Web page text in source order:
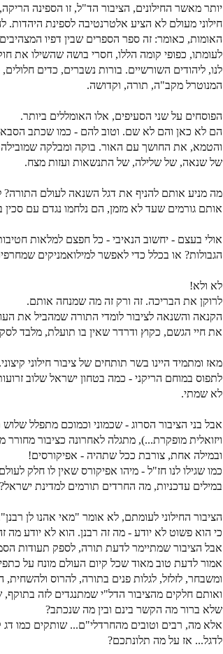
יותר מאשר החילונים, הציבור הד"ל, זו הספינה
חילוני מעולם לא הציע אלטרנטיבה לספינת
האומות, כאומר: זה ספר הספרים שבין דפיו
לעומתו, כפופי קומה הללו, חסרי בושה שהשילו את
לנו, ליהודים השורשיים. בורות נשברים, כדים
המנוטרל מקב"ה, תורה, וקדושה.
הפוסחים על שני הסעיפים, אלו האומללים ביותר.
הם לא כאן והם לא שם. וטוב להם - כמו שכתב
והטמא, את החושך עם האור. בוקה ומבלקה שמובילה
של שנאה, של שלילה, של התנשאות ועזות מצח.
מה מניע אותם להניף את דגל השנאה לעולם
אותם גורמים שעד לא מזמן, הם נלחמו נגדם עם סכין
אולי בעצם - יחשוב הנאיבי - כל חפצם למלאות
הגבולות? או בכלל כדי לאפשר למילואמניקים
לא ולא!
לרוקן את הבריכה. זה ורק זה מה שמנחה אותם.
הקנאה והשנאה לציבור לומדי התורה שמהביל את
את חיי הגשם, כקוץ ודרדר שאין בו תועלת, מלבד
מאז ומתמיד היינו בשר תותחים של ציבור חילוני
לתפוס במוחם הריקני - כמה בטחון ישראל שלוב
לא שמתי.
אבל בני הציבור הסרוג - שכמוני וכמוכם מתפלל
ויזואלית מופקרת...), מתגלה לאחרונה כציבור מחורר
ובמילה אחת, צורבת ככל שתהיה - אפיקורסים!
כמו שגילו לנו חז"ל - מיהו אפיקורס שאין לו חלק
במילים עדכניות, מה החרדים תורמים למדינת
הציבור החילוני לעומתם, לא אומר "מאי אהנו לן
כי הוא פשוט לא יודע - מה זה רבנן. הוא לא יודע מה
אבל הציבור שמתיימר לדעת תורה, לספק תעודות
אמור לדעת טוב מאוד שכל קיום העולם מונח על
ומשבחר, לזלזל, לגלות פנים בתורה, להרוס
ואותם חלקים מהציבור הדל"י שמתנגדים לזה
שלא ברור מה הקשר בינם ובין מה שנכתב?
אלא מה, רבים וטובים מהחרדלי"ם... שותקים כמו
לדגל... אז על מה תלונתכם?